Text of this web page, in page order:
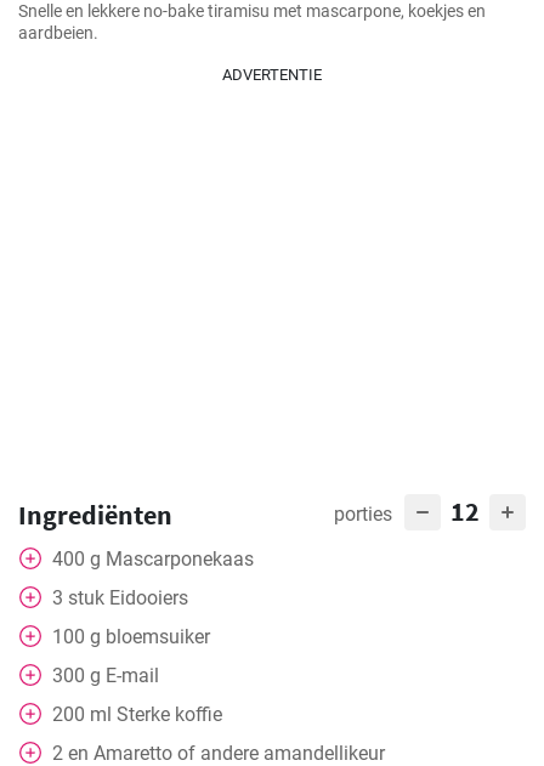
Snelle en lekkere no-bake tiramisu met mascarpone, koekjes en
aardbeien.
ADVERTENTIE
Ingrediënten porties 12
400 g Mascarponekaas
3 stuk Eidooiers
100 g bloemsuiker
300 g E-mail
200 ml Sterke koffie
2 en Amaretto of andere amandellikeur